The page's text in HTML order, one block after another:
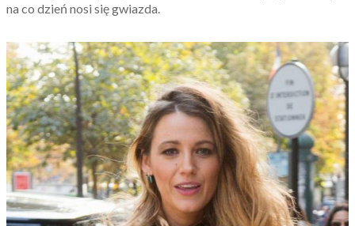
na co dzień nosi się gwiazda.